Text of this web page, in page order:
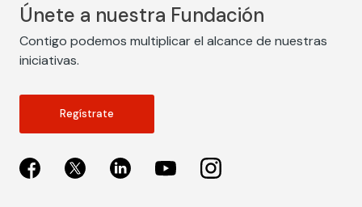
Únete a nuestra Fundación
Contigo podemos multiplicar el alcance de nuestras
iniciativas.
Regístrate